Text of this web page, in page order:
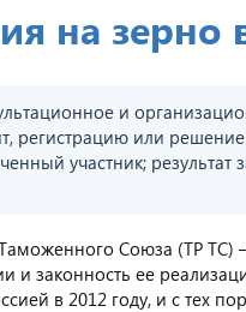
на зерно
и
регистрацию или решение
участник;
Таможенного Союза (ТР ТС)
и законность ее
в 2012 году, и с тех